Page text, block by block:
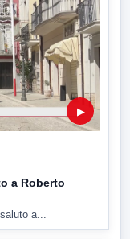
▶
a Roberto
a...